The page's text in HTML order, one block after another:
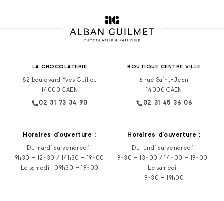
LA CHOCOLATERIE
82 boulevard Yves Guillou
14000 CAEN
02 31 73 34 90
Horaires d‘ouverture :
Du mardi au vendredi :
9h30 – 12h30 / 14h30 – 19h00
Le samedi : 09h30 – 19h00
BOUTIQUE CENTRE VILLE
6 rue Saint-Jean
14000 CAEN
02 31 45 36 06
Horaires d‘ouverture :
Du lundi au vendredi :
9h30 – 13h00 / 14h00 – 19h00
Le samedi :
9h30 – 19h00